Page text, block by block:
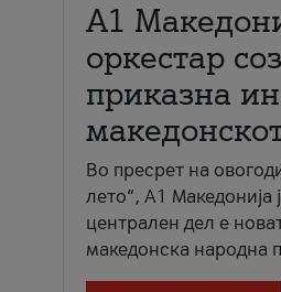
А1
оркестар
приказна
Во пресрет на
лето“, А1 Македонија
централен дел е
македонска народна